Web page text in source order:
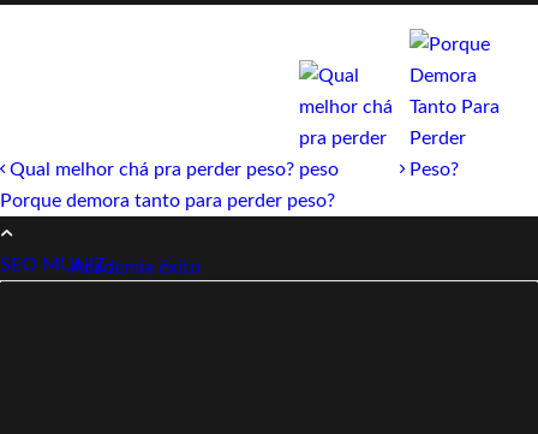
Qual melhor chá pra perder peso?
Porque demora tanto para perder peso?
SEO MUNIZ
Link112Academia êxito